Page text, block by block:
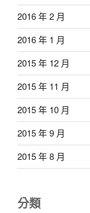
2016 年 2 月
2016 年 1 月
2015 年 12 月
2015 年 11 月
2015 年 10 月
2015 年 9 月
2015 年 8 月
分類